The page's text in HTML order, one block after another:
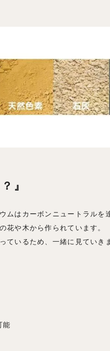
』
ムはカーボンニュートラルを
花や木から作られています。
ているため、一緒に見ていき
能